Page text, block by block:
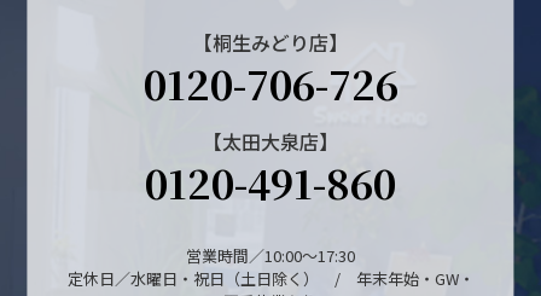
【桐生みどり店】
0120-706-726
【太田大泉店】
0120-491-860
営業時間／10:00～17:30
定休日／水曜日・祝日（土日除く） / 年末年始・GW・